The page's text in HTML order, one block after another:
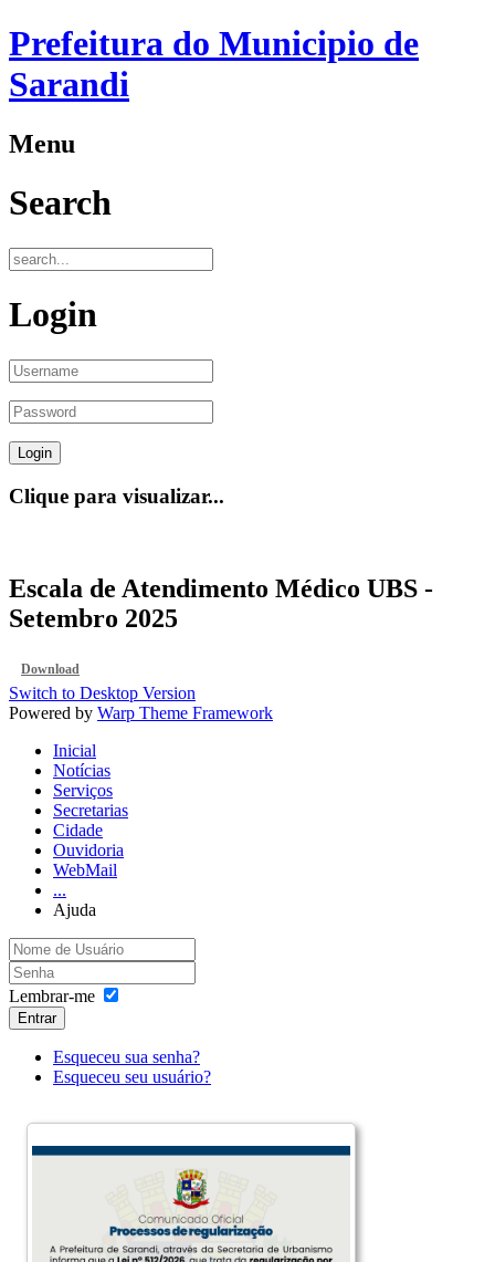
Prefeitura do Municipio de
Sarandi
Menu
Search
Login
Clique para visualizar...
Escala de Atendimento Médico UBS -
Setembro 2025
Download
Switch to Desktop Version
Powered by Warp Theme Framework
Inicial
Notícias
Serviços
Secretarias
Cidade
Ouvidoria
WebMail
...
Ajuda
Lembrar-me
Entrar
Esqueceu sua senha?
Esqueceu seu usuário?